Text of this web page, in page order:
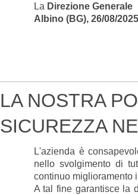
La Direzione Generale
Albino (BG), 26/08/2025
LA NOSTRA
SICUREZZA
L'azienda è
nello svolgimento di
continuo miglioramento
A tal fine garantisce la